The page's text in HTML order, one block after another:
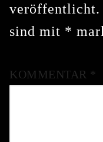
veröffentlicht.
sind mit *
KOMMENTAR *